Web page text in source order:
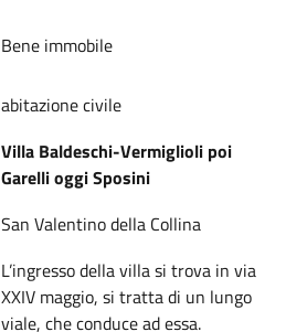
Bene immobile
abitazione civile
Villa Baldeschi-Vermiglioli poi
Garelli oggi Sposini
San Valentino della Collina
L’ingresso della villa si trova in via
XXIV maggio, si tratta di un lungo
viale, che conduce ad essa.